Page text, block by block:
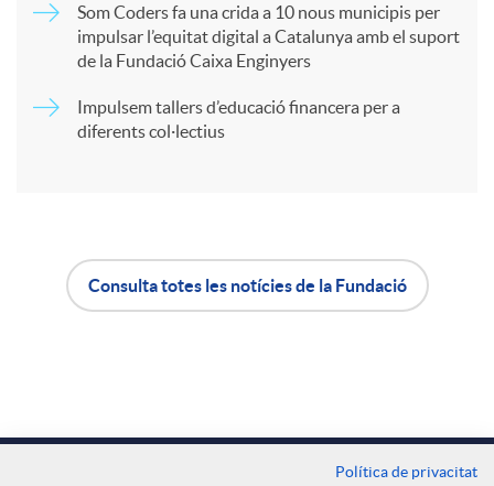
r
Som Coders fa una crida a 10 nous municipis per
impulsar l’equitat digital a Catalunya amb el suport
de la Fundació Caixa Enginyers
Impulsem tallers d’educació financera per a
diferents col·lectius
l
t
Consulta totes les notícies de la Fundació
Política de privacitat